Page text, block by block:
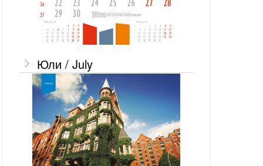
Юли / July